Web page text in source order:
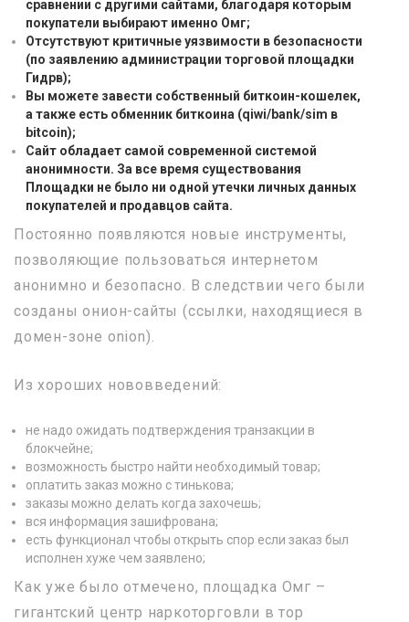
сравнении с другими сайтами, благодаря которым
покупатели выбирают именно Омг;
Отсутствуют критичные уязвимости в безопасности
(по заявлению администрации торговой площадки
Гидрв);
Вы можете завести собственный биткоин-кошелек,
а также есть обменник биткоина (qiwi/bank/sim в
bitcoin);
Сайт обладает самой современной системой
анонимности. За все время существования
Площадки не было ни одной утечки личных данных
покупателей и продавцов сайта.
Постоянно появляются новые инструменты,
позволяющие пользоваться интернетом
анонимно и безопасно. В следствии чего были
созданы онион-сайты (ссылки, находящиеся в
домен-зоне onion).
Из хороших нововведений:
не надо ожидать подтверждения транзакции в
блокчейне;
возможность быстро найти необходимый товар;
оплатить заказ можно с тинькова;
заказы можно делать когда захочешь;
вся информация зашифрована;
есть функционал чтобы открыть спор если заказ был
исполнен хуже чем заявлено;
Как уже было отмечено, площадка Омг –
гигантский центр наркоторговли в тор